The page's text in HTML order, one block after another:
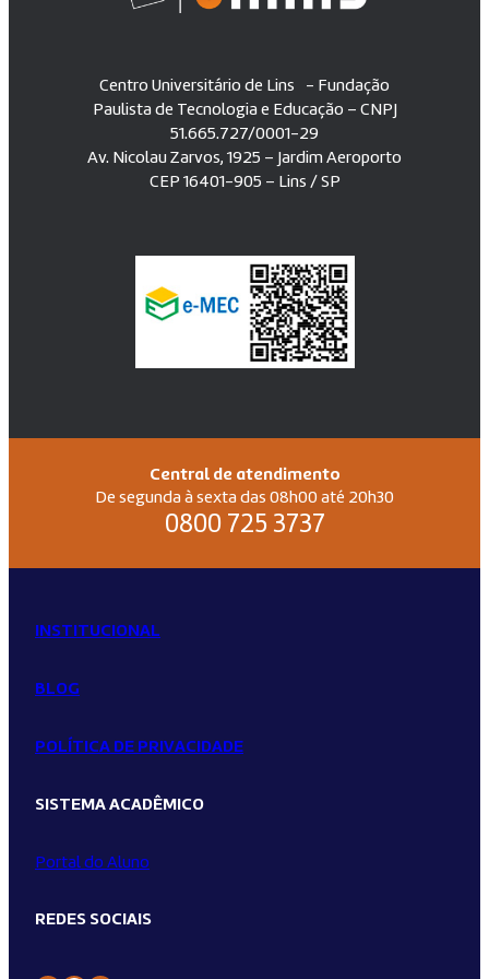
Centro Universitário de Lins - Fundação
Paulista de Tecnologia e Educação – CNPJ
51.665.727/0001-29
Av. Nicolau Zarvos, 1925 – Jardim Aeroporto
CEP 16401-905 – Lins / SP
Central de atendimento
De segunda à sexta das 08h00 até 20h30
0800 725 3737
INSTITUCIONAL
BLOG
POLÍTICA DE PRIVACIDADE
SISTEMA ACADÊMICO
Portal do Aluno
REDES SOCIAIS